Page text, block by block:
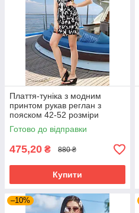
Плаття-туніка з модним
принтом рукав реглан з
пояском 42-52 розміри
Готово до відправки
475,20 ₴ 880 ₴
Купити
–10%